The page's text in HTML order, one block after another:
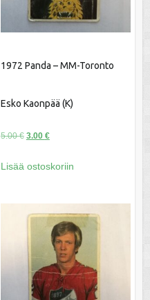
1972 Panda – MM-Toronto
Esko Kaonpää (K)
5.00€ Alkuperäinen
oli:
3.00 €Nykyinen
on:
Lisää ostoskoriin